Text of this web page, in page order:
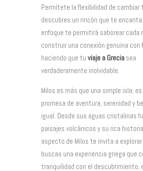
Permítete la flexibilidad de cambiar
descubres un rincón que te
enfoque te permitirá saborear cada
construir una conexión genuina con
haciendo que tu viaje a Grecia sea
verdaderamente inolvidable.
Milos es más que una simple isla;
promesa de aventura, serenidad y
igual. Desde sus aguas cristalinas
paisajes volcánicos y su rica
aspecto de Milos te invita a explorar
buscas una experiencia griega que
tranquilidad con el descubrimiento,